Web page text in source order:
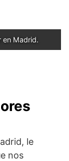
en Madrid.
le
nos